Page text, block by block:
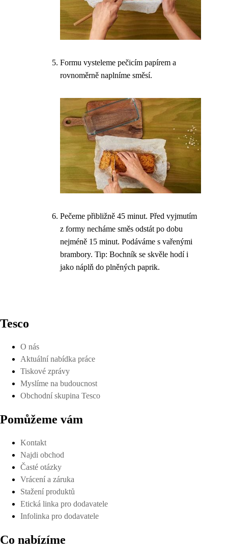
Formu vysteleme pečicím papírem a
rovnoměrně naplníme směsí.
Pečeme přibližně 45 minut. Před vyjmutím
z formy necháme směs odstát po dobu
nejméně 15 minut. Podáváme s vařenými
brambory. Tip: Bochník se skvěle hodí i
jako náplň do plněných paprik.
Tesco
O nás
Aktuální nabídka práce
Tiskové zprávy
Myslíme na budoucnost
Obchodní skupina Tesco
Pomůžeme vám
Kontakt
Najdi obchod
Časté otázky
Vrácení a záruka
Stažení produktů
Etická linka pro dodavatele
Infolinka pro dodavatele
Co nabízíme